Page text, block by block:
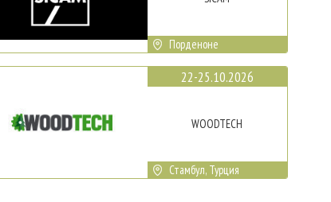
Порденоне
22-25.10.2026
WOODTECH
Стамбул, Турция